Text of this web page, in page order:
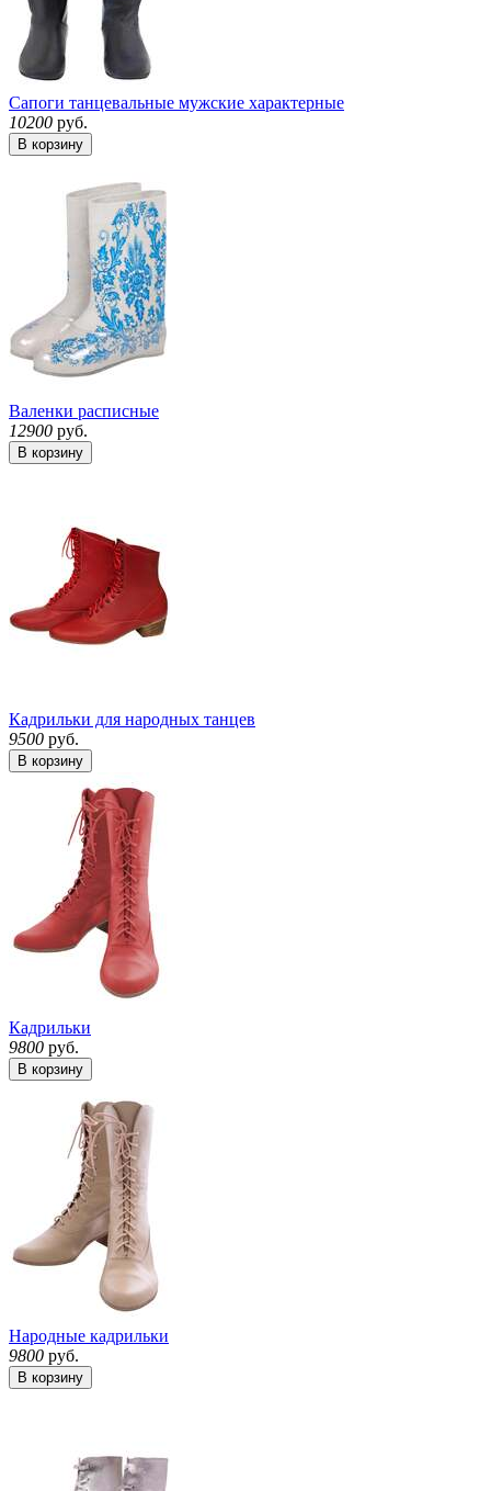
Сапоги танцевальные мужские характерные
10200 руб.
В корзину
Валенки расписные
12900 руб.
В корзину
Кадрильки для народных танцев
9500 руб.
В корзину
Кадрильки
9800 руб.
В корзину
Народные кадрильки
9800 руб.
В корзину